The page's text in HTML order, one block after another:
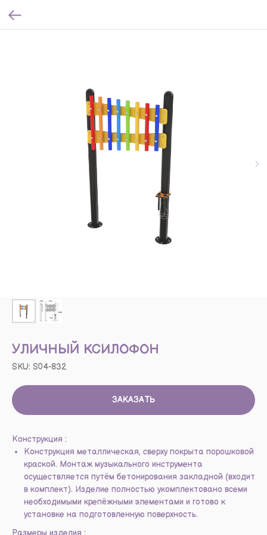
УЛИЧНЫЙ КСИЛОФОН
SKU: S04-832
ЗАКАЗАТЬ
Конструкция :
Конструкция металлическая, сверху покрыта порошковой
краской. Монтаж музыкального инструмента
осуществляется путём бетонирования закладной (входит
в комплект). Изделие полностью укомплектовано всеми
необходимыми крепёжными элементами и готово к
установке на подготовленную поверхность.
Размеры изделия :